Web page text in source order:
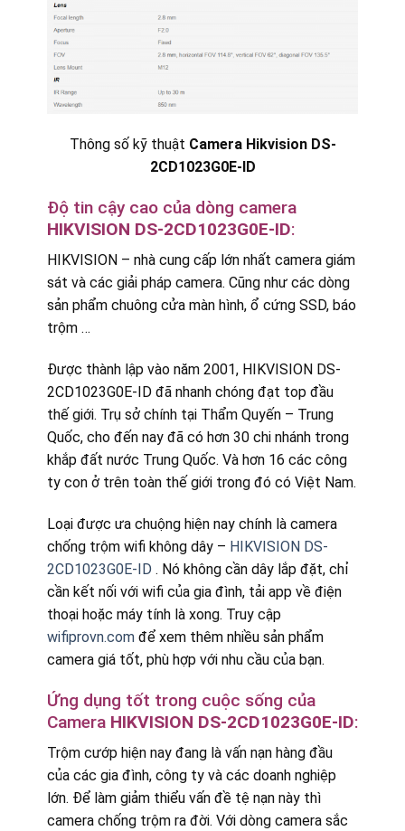
Thông số kỹ thuật Camera Hikvision DS-
2CD1023G0E-ID
Độ tin cậy cao của dòng camera
HIKVISION DS-2CD1023G0E-ID:
HIKVISION – nhà cung cấp lớn nhất camera giám
sát và các giải pháp camera. Cũng như các dòng
sản phẩm chuông cửa màn hình, ổ cứng SSD, báo
trộm …
Được thành lập vào năm 2001, HIKVISION DS-
2CD1023G0E-ID đã nhanh chóng đạt top đầu
thế giới. Trụ sở chính tại Thẩm Quyến – Trung
Quốc, cho đến nay đã có hơn 30 chi nhánh trong
khắp đất nước Trung Quốc. Và hơn 16 các công
ty con ở trên toàn thế giới trong đó có Việt Nam.
Loại được ưa chuộng hiện nay chính là camera
chống trộm wifi không dây – HIKVISION DS-
2CD1023G0E-ID . Nó không cần dây lắp đặt, chỉ
cần kết nối với wifi của gia đình, tải app về điện
thoại hoặc máy tính là xong. Truy cập
wifiprovn.comđể xem thêm nhiều sản phẩm
camera giá tốt, phù hợp với nhu cầu của bạn.
Ứng dụng tốt trong cuộc sống của
Camera HIKVISION DS-2CD1023G0E-ID:
Trộm cướp hiện nay đang là vấn nạn hàng đầu
của các gia đình, công ty và các doanh nghiệp
lớn. Để làm giảm thiểu vấn đề tệ nạn này thì
camera chống trộm ra đời. Với dòng camera sắc